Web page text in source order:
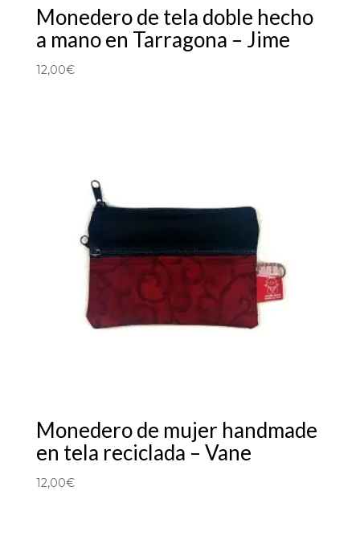
Monedero de tela doble hecho
a mano en Tarragona – Jime
12,00€
Monedero de mujer handmade
en tela reciclada – Vane
12,00€